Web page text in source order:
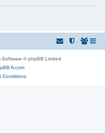
Software © phpBB Limited
fr.com
| Conditions